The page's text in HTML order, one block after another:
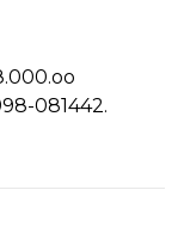
081442.